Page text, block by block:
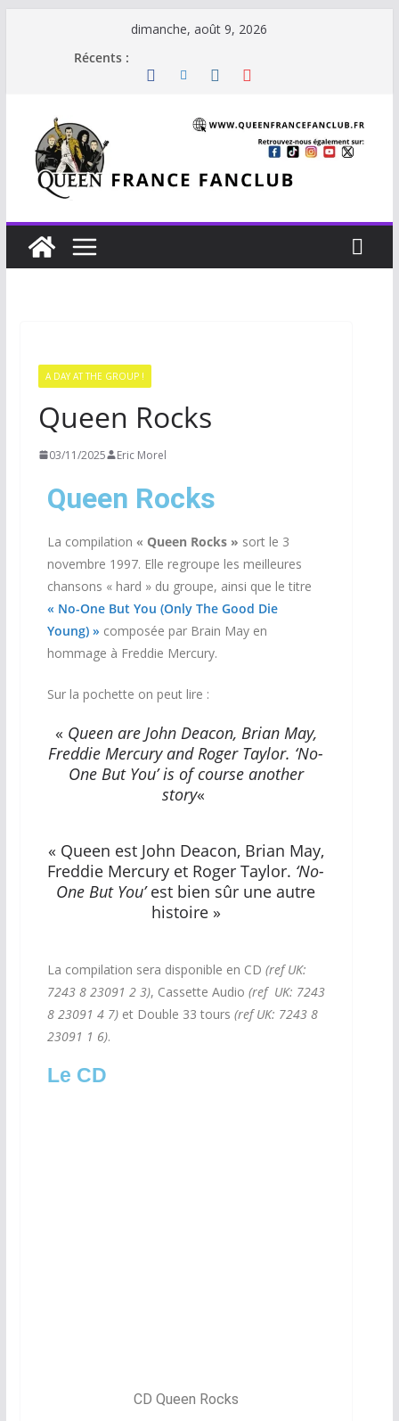
dimanche, août 9, 2026
Récents :
A DAY AT THE GROUP !
Queen Rocks
03/11/2025 Eric Morel
Queen Rocks
La compilation « Queen Rocks » sort le 3
novembre 1997. Elle regroupe les meilleures
chansons « hard » du groupe, ainsi que le titre
« No-One But You (Only The Good Die
Young) » composée par Brain May en
hommage à Freddie Mercury.
Sur la pochette on peut lire :
« Queen are John Deacon, Brian May,
Freddie Mercury and Roger Taylor. ‘No-
One But You’ is of course another
story«
« Queen est John Deacon, Brian May,
Freddie Mercury et Roger Taylor. ‘No-
One But You’est bien sûr une autre
histoire »
La compilation sera disponible en CD (ref UK:
7243 8 23091 2 3), Cassette Audio (ref UK: 7243
8 23091 4 7)et Double 33 tours (ref UK: 7243 8
23091 1 6).
Le CD
CD Queen Rocks